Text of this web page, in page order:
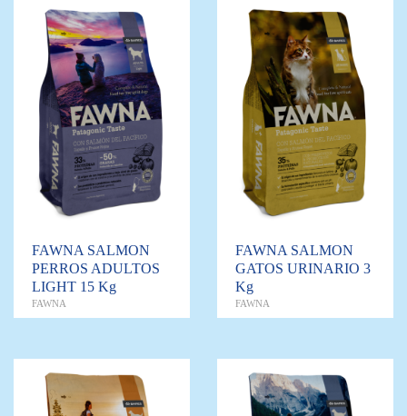
FAWNA SALMON
PERROS ADULTOS
LIGHT 15 Kg
FAWNA
FAWNA SALMON
GATOS URINARIO 3
Kg
FAWNA